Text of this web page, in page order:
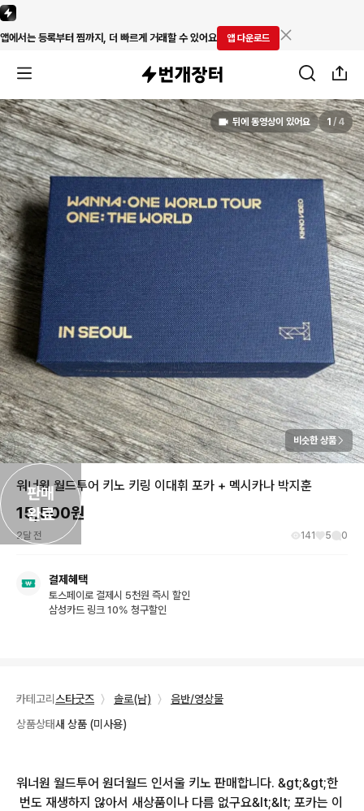
앱에서는 등록부터 찜까지, 더 빠르게 거래할 수 있어요 앱 다운로드
판매
완료
뒤에 동영상이 있어요 1 / 4
비슷한 상품
워너원 월드투어 키노 키링 이대휘 포카 + 멕시카나 박지훈
15,500원
2달 전 141 5 0
결제혜택
토스페이로 결제시 5천원 즉시 할인
삼성카드 링크 10% 청구할인
카테고리 스타굿즈 〉 솔로(남) 〉
음반/영상물
상품상태새 상품 (미사용)
워너원 월드투어 원더월드 인서울 키노 판매합니다. &gt;&gt;한
번도 재생하지 않아서 새상품이나 다름 없구요&lt;&lt; 포카는 이